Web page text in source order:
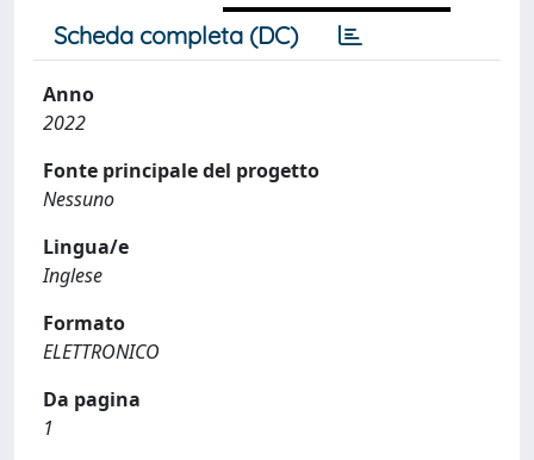
Scheda completa (DC)
Anno
2022
Fonte principale del progetto
Nessuno
Lingua/e
Inglese
Formato
ELETTRONICO
Da pagina
1